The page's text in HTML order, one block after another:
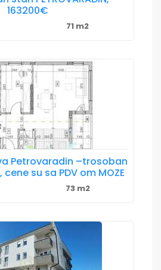
163200€
71 m2
Petrovaradin –trosoban
su sa PDV om MOZE
73 m2